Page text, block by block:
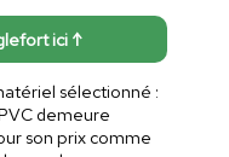
ici ↑
sélectionné :
demeure
son prix comme